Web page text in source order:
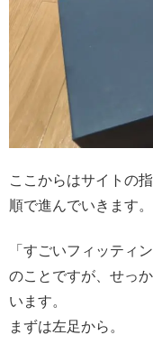
ここからはサイトの
順で進んでいきます。
「すごいフィッティ
のことですが、せっ
います。
まずは左足から。